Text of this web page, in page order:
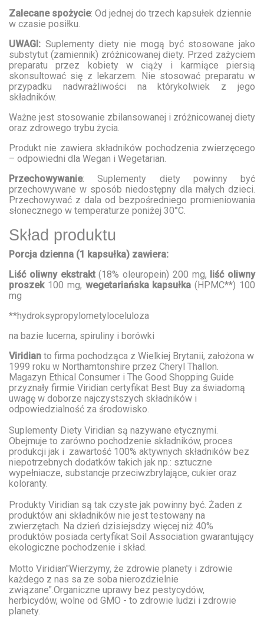
Zalecane spożycie: Od jednej do trzech kapsułek dziennie
w czasie posiłku.
UWAGI: Suplementy diety nie mogą być stosowane jako
substytut (zamiennik) zróżnicowanej diety. Przed zażyciem
preparatu przez kobiety w ciąży i karmiące piersią
skonsultować się z lekarzem. Nie stosować preparatu w
przypadku nadwrażliwości na którykolwiek z jego
składników.
Ważne jest stosowanie zbilansowanej i zróżnicowanej diety
oraz zdrowego trybu życia.
Produkt nie zawiera składników pochodzenia zwierzęcego
– odpowiedni dla Wegan i Wegetarian.
Przechowywanie: Suplementy diety powinny być
przechowywane w sposób niedostępny dla małych dzieci.
Przechowywać z dala od bezpośredniego promieniowania
słonecznego w temperaturze poniżej 30°C.
Skład produktu
Porcja dzienna (1 kapsułka) zawiera:
Liść oliwny ekstrakt(18% oleuropein) 200 mg, iść oliwny
proszek100 mg, wegetariańska kapsułka (HPMC**) 100
mg
**hydroksypropylometyloceluloza
na bazie lucerna, spiruliny i borówki
Viridian to firma pochodząca z Wielkiej Brytanii, założona w
1999 roku w Northamtonshire przez Cheryl Thallon.
Magazyn Ethical Consumer i The Good Shopping Guide
przyznały firmie Viridian certyfikat Best Buy za świadomą
uwagę w doborze najczystszych składników i
odpowiedzialność za środowisko.
Suplementy Diety Viridian są nazywane etycznymi.
Obejmuje to zarówno pochodzenie składników, proces
produkcji jak i zawartość 100% aktywnych składników bez
niepotrzebnych dodatków takich jak np.: sztuczne
wypełniacze, substancje przeciwzbrylające, cukier oraz
koloranty.
Produkty Viridian są tak czyste jak powinny być. Żaden z
produktów ani składników nie jest testowany na
zwierzętach. Na dzień dzisiejsdzy więcej niż 40%
produktów posiada certyfikat Soil Association gwarantujący
ekologiczne pochodzenie i skład.
Motto Viridian"Wierzymy, że zdrowie planety i zdrowie
każdego z nas sa ze soba nierozdzielnie
związane".Organiczne uprawy bez pestycydów,
herbicydów, wolne od GMO - to zdrowie ludzi i zdrowie
planety.